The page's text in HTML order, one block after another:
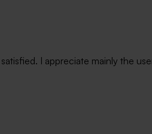
I appreciate mainly the